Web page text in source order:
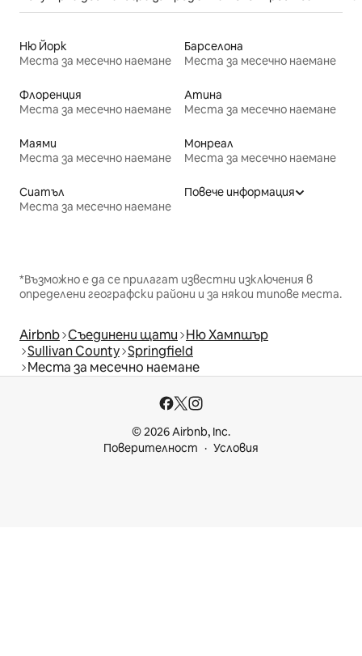
Ню Йорк
Места за месечно наемане
Барселона
Места за месечно наемане
Флоренция
Места за месечно наемане
Атина
Места за месечно наемане
Маями
Места за месечно наемане
Монреал
Места за месечно наемане
Сиатъл
Места за месечно наемане
Повече информация
*Възможно е да се прилагат известни изключения в
определени географски райони и за някои типове места.
Airbnb Съединени щати Ню Хампшър
Sullivan County Springfield
Места за месечно наемане
© 2026 Airbnb, Inc.
Поверителност
Условия